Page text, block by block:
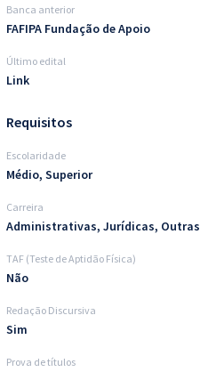
Banca anterior
FAFIPA Fundação de Apoio
Último edital
Link
Requisitos
Escolaridade
Médio, Superior
Carreira
Administrativas, Jurídicas, Outras
TAF (Teste de Aptidão Física)
Não
Redação Discursiva
Sim
Prova de títulos